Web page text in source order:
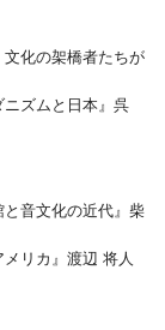
化の架橋者たちが
ズムと日本』呉
音文化の近代』柴
リカ』渡辺 将人